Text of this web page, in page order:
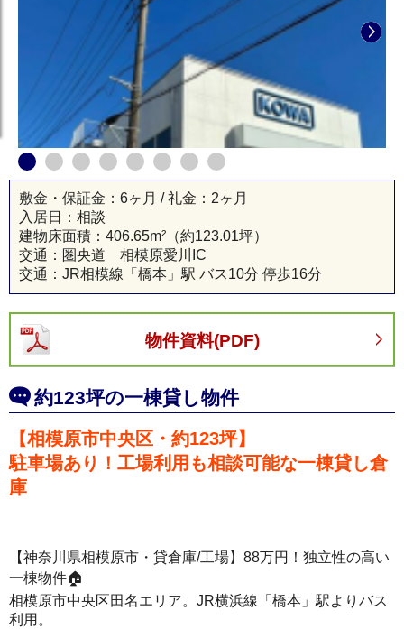
貸倉庫 神奈川
敷金・保証金：6ヶ月 / 礼金：2ヶ月
入居日：相談
建物床面積： 406.65m² （約123.01坪）
交通：圏央道 相模原愛川IC
交通：JR相模線「橋本」駅 バス10分 停歩16分
物件資料(PDF)
約123坪の一棟貸し物件
【相模原市中央区・約123坪】
駐車場あり！工場利用も相談可能な一棟貸し倉
庫
【神奈川県相模原市・貸倉庫/工場】88万円！独立性の高い
一棟物件🏠
相模原市中央区田名エリア。JR横浜線「橋本」駅よりバス
利用。